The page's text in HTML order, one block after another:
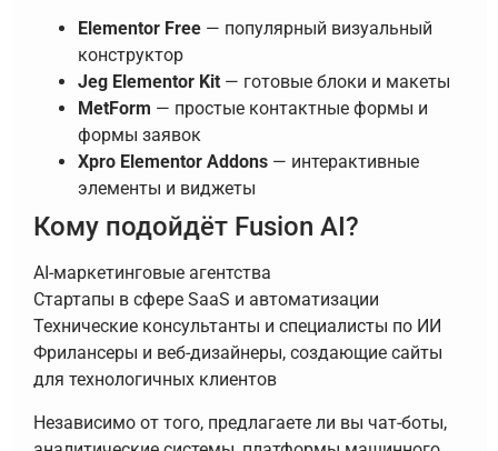
Elementor Free — популярный визуальный
конструктор
Jeg Elementor Kit — готовые блоки и макеты
MetForm — простые контактные формы и
формы заявок
Xpro Elementor Addons — интерактивные
элементы и виджеты
Кому подойдёт Fusion AI?
AI-маркетинговые агентства
Стартапы в сфере SaaS и автоматизации
Технические консультанты и специалисты по ИИ
Фрилансеры и веб-дизайнеры, создающие сайты
для технологичных клиентов
Независимо от того, предлагаете ли вы чат-боты,